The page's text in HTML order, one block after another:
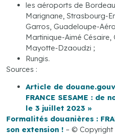
les aéroports de
Marignane, Strasbourg-
Garros, Guadeloupe-
Martinique-Aimé Césaire,
Mayotte-Dzaoudzi ;
Rungis.
Sources :
Article de
FRANCE SESAME : de
le 3 juillet 2023 »
Formalités douanières :
son extension ! – © Copyright